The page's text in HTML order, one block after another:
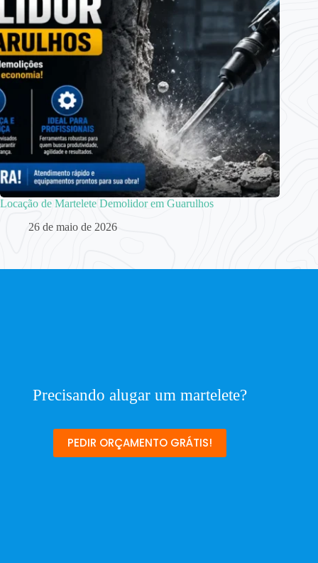
Locação de Martelete Demolidor em Guarulhos
26 de maio de 2026
Precisando alugar um martelete?
PEDIR ORÇAMENTO GRÁTIS!